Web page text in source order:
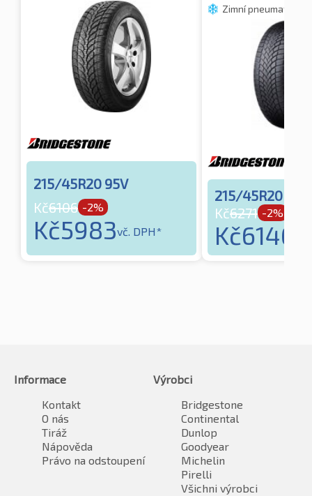
215/45R20 95V
Kč6106 -2%
Kč5983vč. DPH*
Zimní pneumatiky
215/45R20 95T
Kč6271 -2%
Kč6146
Informace
Kontakt
O nás
Tiráž
Nápověda
Právo na odstoupení
Výrobci
Bridgestone
Continental
Dunlop
Goodyear
Michelin
Pirelli
Všichni výrobci